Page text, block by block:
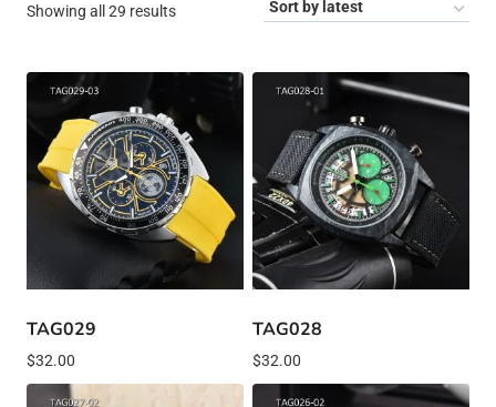
Showing all 29 resultsSorted
latest
TAG029
$32.00
TAG028
$32.00